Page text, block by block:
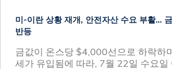
미-이란 상황 재개, 안전자산 수요 부활…
반등
금값이 온스당 $4,000선으로 하락하
세가 유입됨에 따라, 7월 22일 수요일